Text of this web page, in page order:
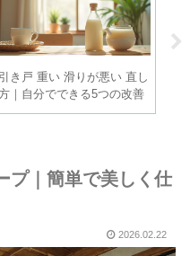
引き戸 重い 滑りが悪い 直し
｜自分でできる5つの改善
プ｜簡単で美しく仕
2026.02.22